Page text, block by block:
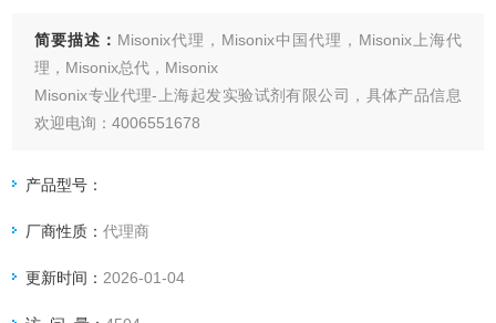
简要描述： Misonix代理，Misonix中国代理，Misonix上海代
理，Misonix总代，Misonix
Misonix专业代理-上海起发实验试剂有限公司，具体产品信息
欢迎电询：4006551678
产品型号：
厂商性质：代理商
更新时间： 2026-01-04